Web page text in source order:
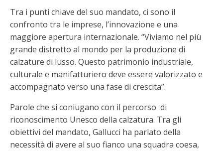
Tra i punti chiave del suo mandato, ci sono il
confronto tra le imprese, l’innovazione e una
maggiore apertura internazionale. “Viviamo nel più
grande distretto al mondo per la produzione di
calzature di lusso. Questo patrimonio industriale,
culturale e manifatturiero deve essere valorizzato e
accompagnato verso una fase di crescita”.
Parole che si coniugano con il percorso di
riconoscimento Unesco della calzatura. Tra gli
obiettivi del mandato, Gallucci ha parlato della
necessità di avere al suo fianco una squadra coesa,